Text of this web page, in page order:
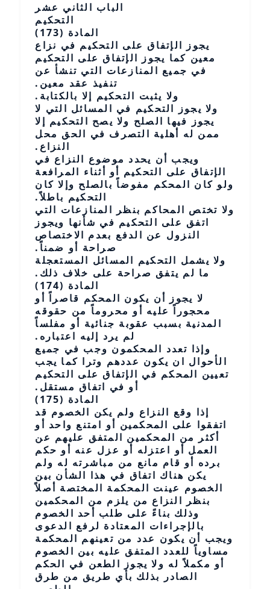
الباب الثاني عشر
التحكيم
المادة (173)
يجوز الإتفاق على التحكيم في نزاع
معين كما يجوز الإتفاق على التحكيم
في جميع المنازعات التي تنشأ عن
تنفيذ عقد معين.
ولا يثبت التحكيم إلا بالكتابة.
ولا يجوز التحكيم في المسائل التي لا
يجوز فيها الصلح ولا يصح التحكيم إلا
ممن له أهلية التصرف في الحق محل
النزاع.
ويجب أن يحدد موضوع النزاع في
الإتفاق على التحكيم أو أثناء المرافعة
ولو كان المحكم مفوضاً بالصلح وإلا كان
التحكيم باطلاً.
ولا تختص المحاكم بنظر المنازعات التي
اتفق على التحكيم في شأنها ويجوز
النزول عن الدفع بعدم الاختصاص
صراحة أو ضمناً.
ولا يشمل التحكيم المسائل المستعجلة
ما لم يتفق صراحة على خلاف ذلك.
المادة (174)
لا يجوز أن يكون المحكم قاصراً أو
محجوراً عليه أو محروماً من حقوقه
المدنية بسبب عقوبة جنائية أو مفلساً
لم يرد إليه اعتباره.
وإذا تعدد المحكمون وجب في جميع
الأحوال ان يكون عددهم وترا كما يجب
تعيين المحكم في الإتفاق على التحكيم
أو في اتفاق مستقل.
المادة (175)
إذا وقع النزاع ولم يكن الخصوم قد
اتفقوا على المحكمين أو امتنع واحد أو
أكثر من المحكمين المتفق عليهم عن
العمل أو اعتزله أو عزل عنه أو حكم
برده أو قام مانع من مباشرته له ولم
يكن هناك اتفاق في هذا الشأن بين
الخصوم عينت المحكمة المختصة أصلاً
بنظر النزاع من يلزم من المحكمين
وذلك بناءً على طلب أحد الخصوم
بالإجراءات المعتادة لرفع الدعوى
ويجب أن يكون عدد من تعينهم المحكمة
مساوياً للعدد المتفق عليه بين الخصوم
أو مكملاً له ولا يجوز الطعن في الحكم
الصادر بذلك بأي طريق من طرق